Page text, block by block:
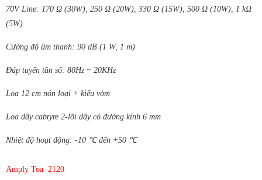
70V Line: 170 Ω (30W), 250 Ω (20W), 330 Ω (15W), 500 Ω (10W), 1 kΩ
(5W)
Cường độ âm thanh: 90 dB (1 W, 1 m)
Đáp tuyến tần số: 80Hz ~ 20KHz
Loa 12 cm nón loại + kiểu vòm
Loa dây cabtyre 2-lõi dây có đường kính 6 mm
Nhiệt độ hoạt động: -10 ℃đến +50 ℃
Amply Toa 2120